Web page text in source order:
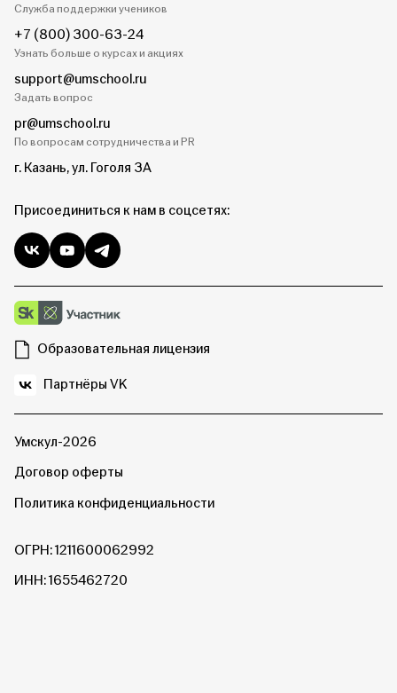
Служба поддержки учеников
+7 (800) 300-63-24
Узнать больше о курсах и акциях
support@umschool.ru
Задать вопрос
pr@umschool.ru
По вопросам сотрудничества и PR
г. Казань, ул. Гоголя 3А
Присоединиться к нам в соцсетях:
Образовательная лицензия
Партнёры VK
Умскул-2026
Договор оферты
Политика конфиденциальности
ОГРН: 1211600062992
ИНН: 1655462720